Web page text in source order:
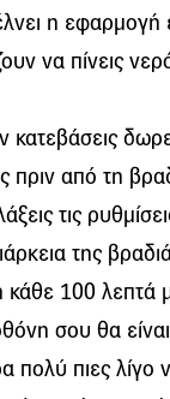
η εφαρμογή
να πίνεις
κατεβάσεις
πριν από τη
τις
της
κάθε 100
σου θα
πιες λίγο